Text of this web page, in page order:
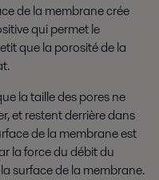
de la membrane crée
qui permet le
que la porosité de la
la taille des pores ne
et restent derrière dans
de la membrane est
la force du débit du
surface de la membrane.